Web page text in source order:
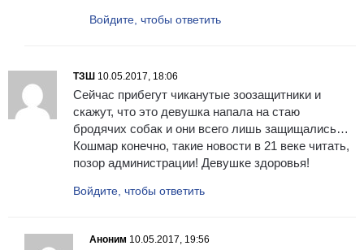
Войдите, чтобы ответить
ТЗШ 10.05.2017, 18:06
Сейчас прибегут чиканутые зоозащитники и
скажут, что это девушка напала на стаю
бродячих собак и они всего лишь защищались…
Кошмар конечно, такие новости в 21 веке читать,
позор администрации! Девушке здоровья!
Войдите, чтобы ответить
Аноним 10.05.2017, 19:56